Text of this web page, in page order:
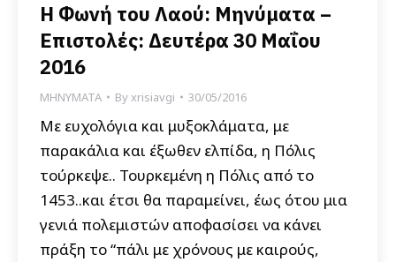
Η Φωνή του Λαού: Μηνύματα –
Επιστολές: Δευτέρα 30 Μαΐου
2016
ΜΗΝΥΜΑΤΑ Byxrisiavgi 30/05/2016
Με ευχολόγια και μυξοκλάματα, με
παρακάλια και έξωθεν ελπίδα, η Πόλις
τούρκεψε.. Τουρκεμένη η Πόλις από το
1453..και έτσι θα παραμείνει, έως ότου μια
γενιά πολεμιστών αποφασίσει να κάνει
πράξη το “πάλι με χρόνους με καιρούς,